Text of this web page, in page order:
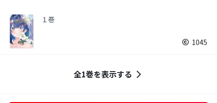
１巻
1045
全1巻を表示する